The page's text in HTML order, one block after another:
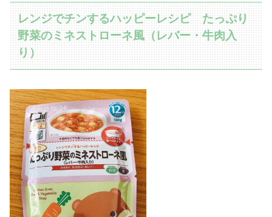
レンジでチンするハッピーレシピ たっぷり
野菜のミネストローネ風（レバー・牛肉入
り）